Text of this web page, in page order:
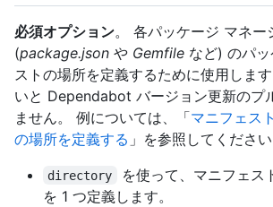
必須オプション。 各パッケージ マネー
(package.json や Gemfile など) のパ
ストの場所を定義するために使用しま
いと Dependabot バージョン更新のプ
ません。 例については、「マニフェス
の場所を定義する 」を参照してください
directory
を使って、マニフェス
を 1 つ定義します。